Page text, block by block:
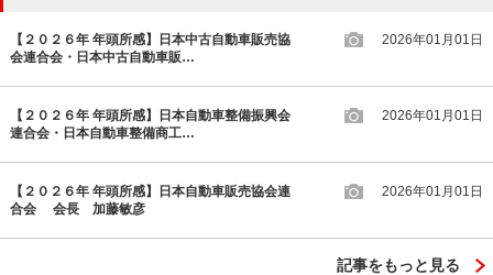
【２０２６年 年頭所感】日本中古自動車販売協
会連合会・日本中古自動車販…
2026年01月01日
【２０２６年 年頭所感】日本自動車整備振興会
連合会・日本自動車整備商工…
2026年01月01日
【２０２６年 年頭所感】日本自動車販売協会連
合会 会長 加藤敏彦
2026年01月01日
記事をもっと見る